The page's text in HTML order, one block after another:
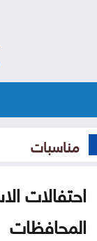
مناسبات
المحافظات